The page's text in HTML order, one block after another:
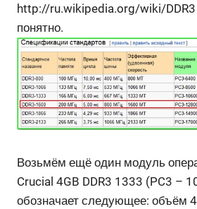
http://ru.wikipedia.org/wiki/DDR3
понятно.
Возьмём ещё один модуль
Crucial 4GB DDR3 1333 (PC3 –
обозначает следующее: объём